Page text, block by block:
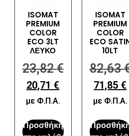
ISOMAT
PREMIUM
COLOR
ECO 3LT
ΛΕΥΚΟ
23,82€
20,71 €
με Φ.Π.Α.
Προσθήκη
ISOMAT
PREMIUM
COLOR
ECO
10LT
82,63
71,85 €
με Φ.Π.Α.